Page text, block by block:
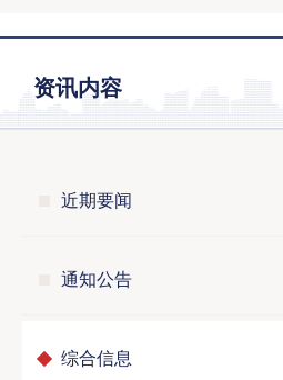
资讯内容
近期要闻
通知公告
综合信息